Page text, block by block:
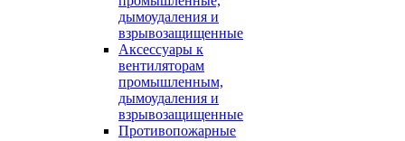
дымоудаления и
взрывозащищенные
Аксессуары к
вентиляторам
промышленным,
дымоудаления и
взрывозащищенные
Противопожарные